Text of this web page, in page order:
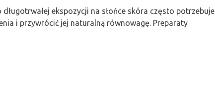
długotrwałej ekspozycji na słońce skóra często potrzebuje
i przywrócić jej naturalną równowagę. Preparaty